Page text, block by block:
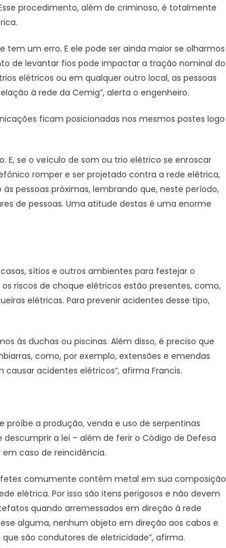
procedimento, além de criminoso, é totalmente
um erro. E ele pode ser ainda maior se olharmos
de levantar fios pode impactar a tração nominal do
elétricos ou em qualquer outro local, as pessoas
à rede da Cemig”, alerta o engenheiro.
ficam posicionadas nos mesmos postes logo
E, se o veículo de som ou trio elétrico se enroscar
romper e ser projetado contra a rede elétrica,
pessoas próximas, lembrando que, neste período,
de pessoas. Uma atitude destas é uma enorme
sítios e outros ambientes para festejar o
riscos de choque elétricos estão presentes, como,
elétricas. Para prevenir acidentes desse tipo,
às duchas ou piscinas. Além disso, é preciso que
como, por exemplo, extensões e emendas
acidentes elétricos”, afirma Francis.
proíbe a produção, venda e uso de serpentinas
a lei – além de ferir o Código de Defesa
caso de reincidência.
comumente contêm metal em sua composição
elétrica. Por isso são itens perigosos e não devem
quando arremessados em direção à rede
alguma, nenhum objeto em direção aos cabos e
são condutores de eletricidade”, afirma.